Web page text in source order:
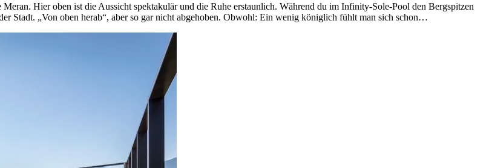
Hier oben ist die Aussicht spektakulär und die Ruhe erstaunlich. Während du im Infinity-Sole-Pool den Bergspitzen
Stadt. „Von oben herab“, aber so gar nicht abgehoben. Obwohl: Ein wenig königlich fühlt man sich schon…